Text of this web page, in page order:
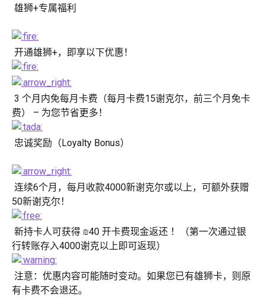
雄狮+专属福利
开通雄狮+，即享以下优惠！
费） – 为您节省更多！
忠诚奖励（Loyalty Bonus）
50新谢克尔！
行转账存入4000谢克以上即可返现）
有卡费不会退还。